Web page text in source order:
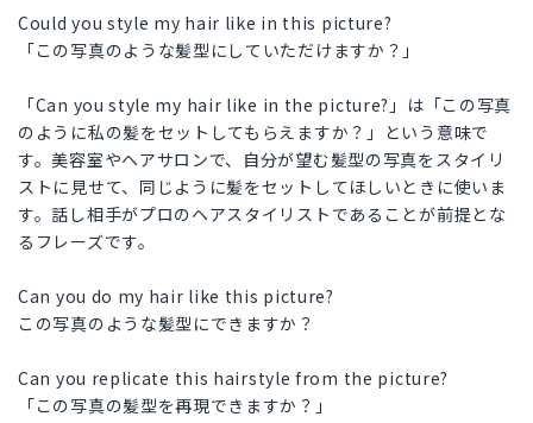
Could you style my hair like in this picture?
「この写真のような髪型にしていただけますか？」
「Can you style my hair like in the picture?」は「この写真
のように私の髪をセットしてもらえますか？」という意味で
す。美容室やヘアサロンで、自分が望む髪型の写真をスタイリ
ストに見せて、同じように髪をセットしてほしいときに使いま
す。話し相手がプロのヘアスタイリストであることが前提とな
るフレーズです。
Can you do my hair like this picture?
この写真のような髪型にできますか？
Can you replicate this hairstyle from the picture?
「この写真の髪型を再現できますか？」